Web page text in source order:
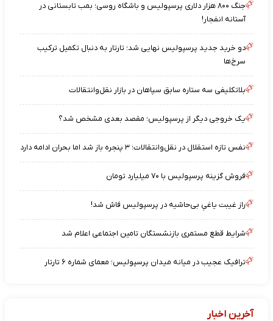
جنگ ۸۰۰ هزار دلاری پرسپولیس و باشگاه روسی؛ بمب تابستانی در
آستانه انفجار!
دو خرید جدید پرسپولیس نهایی شد؛ تارتار به دنبال تکمیل ترکیب
سرخ‌ها
بلاتکلیفی سه ستاره سابق سپاهان در بازار نقل‌وانتقالات
یک خروجی دیگر از پرسپولیس؛ مقصد بعدی مشخص شد؟
نفس تازه استقلال در نقل‌وانتقالات؛ ۳ پنجره باز شد اما بحران ادامه دارد
فروش گزینه پرسپولیس با ۷۰ میلیارد تومان
راز غیبت یاغیِ بی‌حاشیه در پرسپولیس فاش شد!
شرایط قطع مستمری بازنشستگان تامین اجتماعی اعلام شد
ترافیک عجیب در میانه میدان پرسپولیس؛ معمای شماره ۶ تارتار
آخرین اخبار